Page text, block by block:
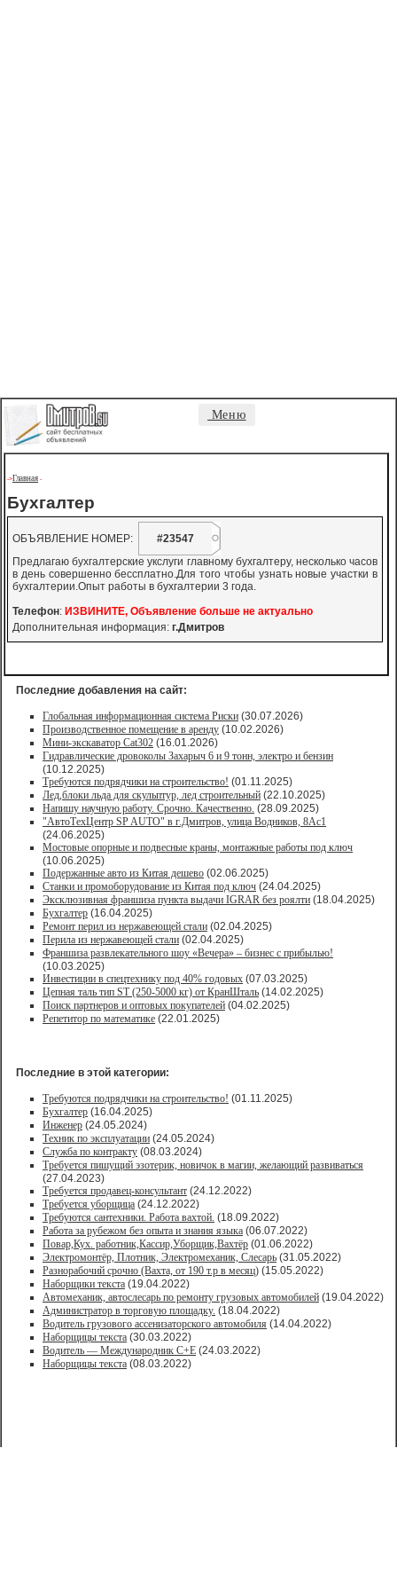
Меню
->Главная -
Бухгалтер
ОБЪЯВЛЕНИЕ НОМЕР:
#23547
Предлагаю бухгалтерские укслуги главному бухгалтеру, несколько часов
в день совершенно бессплатно.Для того чтобы узнать новые участки в
бухгалтерии.Опыт работы в бухгалтерии 3 года.
Телефон: ИЗВИНИТЕ, Объявление больше не актуально
Дополнительная информация: г.Дмитров
Последние добавления на сайт:
Глобальная информационная система Риски (30.07.2026)
Производственное помещение в аренду (10.02.2026)
Мини-экскаватор Cat302 (16.01.2026)
Гидравлические дровоколы Захарыч 6 и 9 тонн, электро и бензин
(10.12.2025)
Требуются подрядчики на строительство! (01.11.2025)
Лед,блоки льда для скульптур, лед строительный (22.10.2025)
Напишу научную работу. Срочно. Качественно. (28.09.2025)
"АвтоТехЦентр SP AUTO" в г.Дмитров, улица Водников, 8Ас1
(24.06.2025)
Мостовые опорные и подвесные краны, монтажные работы под ключ
(10.06.2025)
Подержанные авто из Китая дешево (02.06.2025)
Станки и промоборудование из Китая под ключ (24.04.2025)
Эксклюзивная франшиза пункта выдачи IGRAR без роялти (18.04.2025)
Бухгалтер (16.04.2025)
Ремонт перил из нержавеющей стали (02.04.2025)
Перила из нержавеющей стали (02.04.2025)
Франшиза развлекательного шоу «Вечера» – бизнес с прибылью!
(10.03.2025)
Инвестиции в спецтехнику под 40% годовых (07.03.2025)
Цепная таль тип ST (250-5000 кг) от КранШталь (14.02.2025)
Поиск партнеров и оптовых покупателей (04.02.2025)
Репетитор по математике (22.01.2025)
Последние в этой категории:
Требуются подрядчики на строительство! (01.11.2025)
Бухгалтер (16.04.2025)
Инженер (24.05.2024)
Техник по эксплуатации (24.05.2024)
Служба по контракту (08.03.2024)
Требуется пишущий эзотерик, новичок в магии, желающий развиваться
(27.04.2023)
Требуется продавец-консультант (24.12.2022)
Требуется уборщица (24.12.2022)
Требуются сантехники. Работа вахтой. (18.09.2022)
Работа за рубежом без опыта и знания языка (06.07.2022)
Повар,Кух. работник,Кассир,Уборщик,Вахтёр (01.06.2022)
Электромонтёр, Плотник, Электромеханик, Слесарь (31.05.2022)
Paзнoрабочий cрочно (Вахта, от 190 т.р в месяц) (15.05.2022)
Наборщики текста (19.04.2022)
Автомеханик, автослесарь по ремонту грузовых автомобилей (19.04.2022)
Администратор в торговую площадку. (18.04.2022)
Водитель грузового ассенизаторского автомобиля (14.04.2022)
Наборщицы текста (30.03.2022)
Водитель — Международник С+Е (24.03.2022)
Наборщицы текста (08.03.2022)